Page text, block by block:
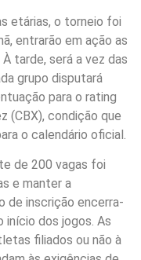
etárias, o torneio foi
entrarão em ação as
tarde, será a vez das
grupo disputará
para o rating
(CBX), condição que
o calendário oficial.
de 200 vagas foi
e manter a
de inscrição encerra-
início dos jogos. As
filiados ou não à